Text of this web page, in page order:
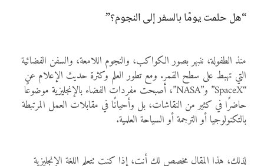
“هل حلمت يومًا بالسفر إلى النجوم؟”
منذ الطفولة، ننبهر بصور الكواكب، والنجوم اللامعة، والسفن الفضائية
التي تهبط على سطح القمر. ومع تطور العلم وكثرة حديث الإعلام عن
“SpaceX” و”NASA”، أصبحت مفردات الفضاء بالإنجليزية موضوعًا
حاضرًا في كثير من النقاشات، بل وأحيانًا في مقابلات العمل المرتبطة
بالتكنولوجيا أو الترجمة أو السياحة العلمية.
لذلك، هذا المقال مخصص لك أنت، إذا كنت تتعلم اللغة الإنجليزية